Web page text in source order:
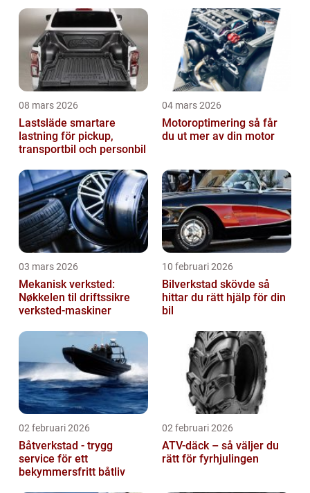
08 mars 2026
Lastsläde smartare
lastning för pickup,
transportbil och personbil
04 mars 2026
Motoroptimering så får
du ut mer av din motor
03 mars 2026
Mekanisk verksted:
Nøkkelen til driftssikre
verksted-maskiner
10 februari 2026
Bilverkstad skövde så
hittar du rätt hjälp för din
bil
02 februari 2026
Båtverkstad - trygg
service för ett
bekymmersfritt båtliv
02 februari 2026
ATV-däck – så väljer du
rätt för fyrhjulingen